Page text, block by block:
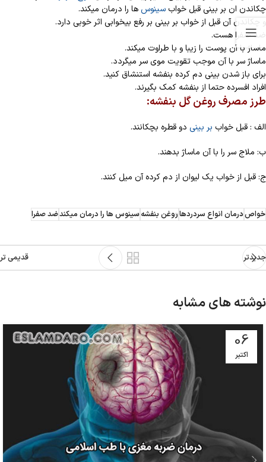
چکاندن ان بر بینی قبل خواب سینوس ها را درمان میکند.
و چکاندن آن قبل از خواب بر بینی بر رفع بیخوابی اثر خوبی دارد.
ضد صفرا هست.
ماساژ با آن پوست را زیبا و با طراوت میکند.
ماساژ سر با آن موجب تقویت موی سر میگردد.
برای باز شدن بینی دم کرده بنفشه استنشاق کنید.
افراد افسرده حتما از بنفشه کمک بگیرند.
طرز مصرف روغن گل بنفشه:
الف : قبل خواب بر بینی دو قطره بچکانند.
ب: ملاج سر را با آن ماساژ بدهند.
ج: قبل از خواب یک لیوان از دم کرده آن میل کنند.
خواصدرمان انواع سردردهاروغن بنفشهسینوس ها را درمان میکندضد صفرا
جدیدتر قدیمی تر
نوشته های مشابه
06
اکتبر